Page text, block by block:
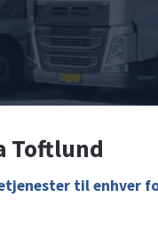
Toftlund
til enhver